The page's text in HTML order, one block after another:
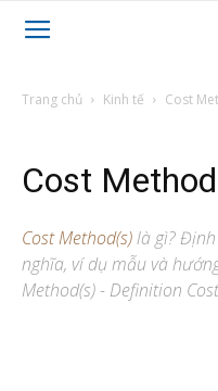
Trang chủ Kinh tế Cost
Cost
Cost Method(s)là gì?
nghĩa, ví dụ mẫu và
Method(s) - Definition